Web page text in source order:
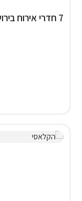
7 חדרי אירוח בירושלים